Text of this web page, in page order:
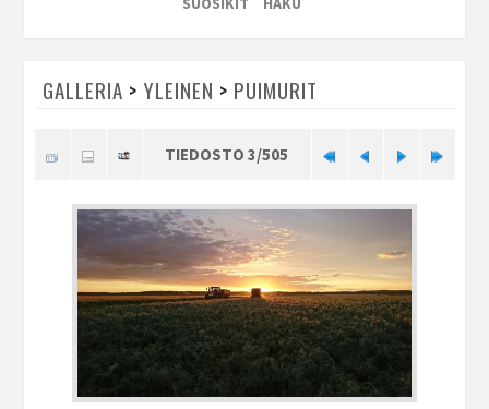
GALLERIA > YLEINEN > PUIMURIT
TIEDOSTO 3/505